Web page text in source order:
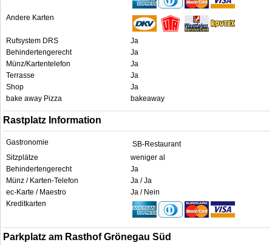
Andere Karten
Rufsystem DRS
Ja
Behindertengerecht
Ja
Münz/Kartentelefon
Ja
Terrasse
Ja
Shop
Ja
bake away Pizza
bakeaway
Rastplatz Information
Gastronomie
SB-Restaurant
Sitzplätze
weniger al
Behindertengerecht
Ja
Münz / Karten-Telefon
Ja / Ja
ec-Karte / Maestro
Ja / Nein
Kreditkarten
Parkplatz am Rasthof Grönegau Süd